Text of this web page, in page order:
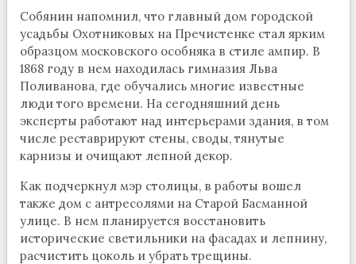
Собянин напомнил, что главный дом городской
усадьбы Охотниковых на Пречистенке стал ярким
образцом московского особняка в стиле ампир. В
1868 году в нем находилась гимназия Льва
Поливанова, где обучались многие известные
люди того времени. На сегодняшний день
эксперты работают над интерьерами здания, в том
числе реставрируют стены, своды, тянутые
карнизы и очищают лепной декор.
Как подчеркнул мэр столицы, в работы вошел
также дом с антресолями на Старой Басманной
улице. В нем планируется восстановить
исторические светильники на фасадах и лепнину,
расчистить цоколь и убрать трещины.